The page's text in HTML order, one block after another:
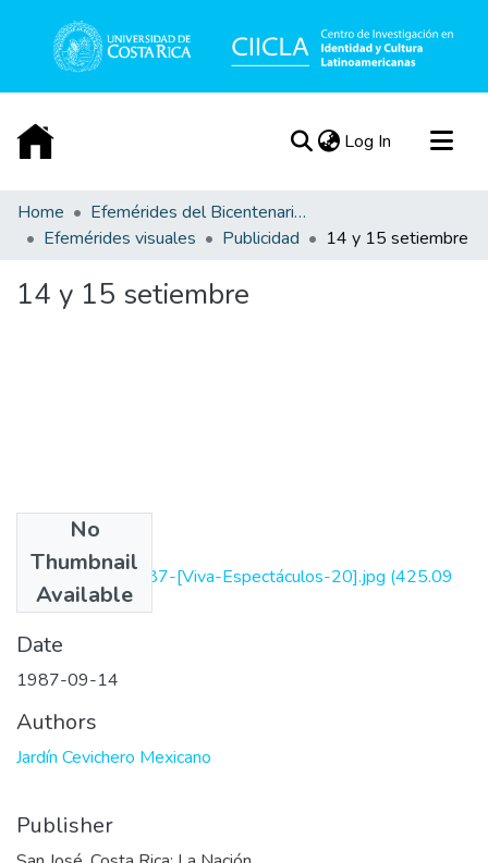
Log In (current)
Communities & Collections
All of DSpace
Statistics
Acerca de
Home
Efemérides del Bicentenario de la Independencia de Costa Rica
Efemérides visuales
Publicidad 14 y 15 setiembre
14 y 15 setiembre
No
Thumbnail
Available
LN-14-09-1987-[Viva-Espectáculos-20].jpg (425.09
KB)
Date
1987-09-14
Authors
Jardín Cevichero Mexicano
Publisher